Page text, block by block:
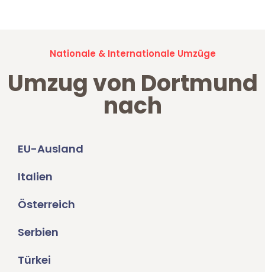
Nationale & Internationale Umzüge
Umzug von Dortmund
nach
EU-Ausland
Italien
Österreich
Serbien
Türkei